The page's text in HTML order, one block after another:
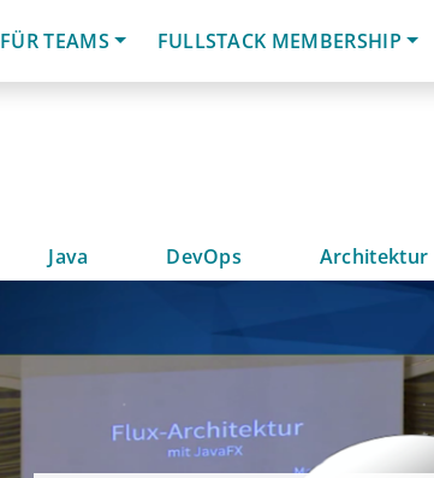
FÜR TEAMS
FULLSTACK MEMBERSHIP
Java DevOps Architektur